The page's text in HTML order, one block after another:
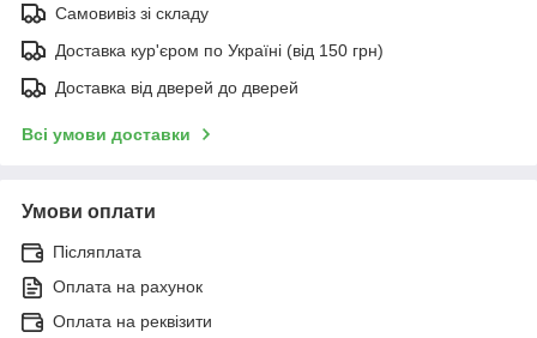
Самовивіз зі складу
Доставка кур'єром по Україні (від 150 грн)
Доставка від дверей до дверей
Всі умови доставки
Умови оплати
Післяплата
Оплата на рахунок
Оплата на реквізити